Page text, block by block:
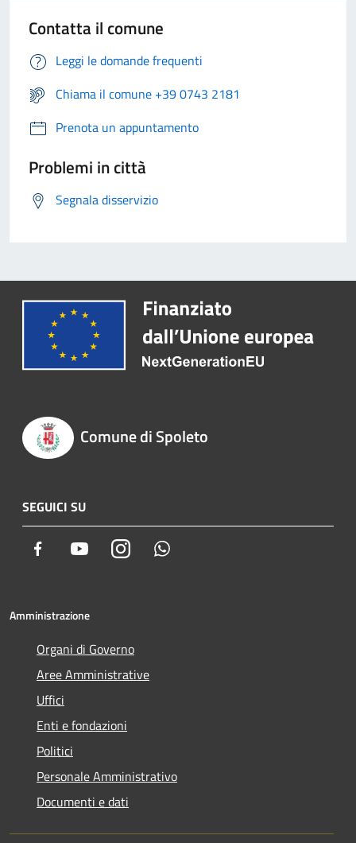
Contatta il comune
Leggi le domande frequenti
Chiama il comune +39 0743 2181
Prenota un appuntamento
Problemi in città
Segnala disservizio
Comune di Spoleto
SEGUICI SU
Facebook YoutubeInstagram
Amministrazione
Organi di Governo
Aree Amministrative
Uffici
Enti e fondazioni
Politici
Personale Amministrativo
Documenti e dati